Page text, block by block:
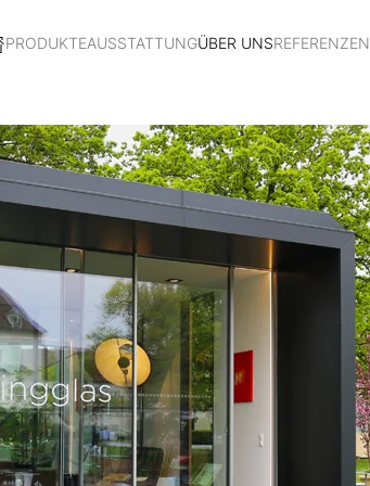
PRODUKTEAUSSTATTUNGÜBER UNSREFERENZEN